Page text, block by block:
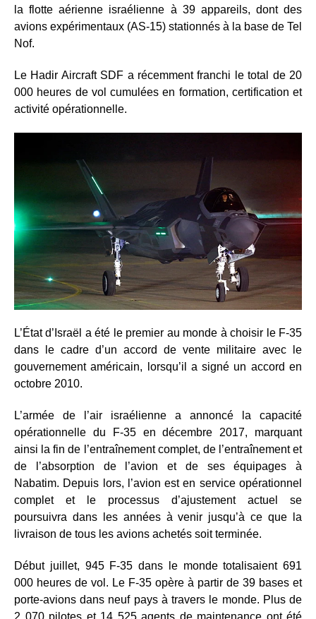
la flotte aérienne israélienne à 39 appareils, dont des
avions expérimentaux (AS-15) stationnés à la base de Tel
Nof.
Le Hadir Aircraft SDF a récemment franchi le total de 20
000 heures de vol cumulées en formation, certification et
activité opérationnelle.
L’État d’Israël a été le premier au monde à choisir le F-35
dans le cadre d’un accord de vente militaire avec le
gouvernement américain, lorsqu’il a signé un accord en
octobre 2010.
L’armée de l’air israélienne a annoncé la capacité
opérationnelle du F-35 en décembre 2017, marquant
ainsi la fin de l’entraînement complet, de l’entraînement et
de l’absorption de l’avion et de ses équipages à
Nabatim. Depuis lors, l’avion est en service opérationnel
complet et le processus d’ajustement actuel se
poursuivra dans les années à venir jusqu’à ce que la
livraison de tous les avions achetés soit terminée.
Début juillet, 945 F-35 dans le monde totalisaient 691
000 heures de vol. Le F-35 opère à partir de 39 bases et
porte-avions dans neuf pays à travers le monde. Plus de
2 070 pilotes et 14 525 agents de maintenance ont été